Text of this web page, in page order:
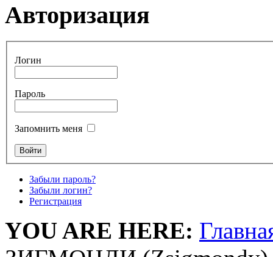
Авторизация
Логин
Пароль
Запомнить меня
Забыли пароль?
Забыли логин?
Регистрация
YOU ARE HERE: